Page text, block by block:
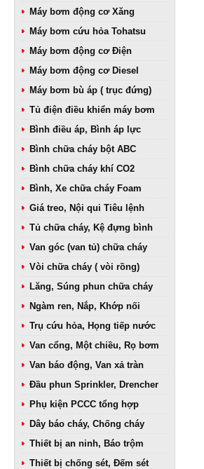
Máy bơm động cơ Xăng
Máy bơm cứu hỏa Tohatsu
Máy bơm động cơ Điện
Máy bơm động cơ Diesel
Máy bơm bù áp ( trục đứng)
Tủ điện điều khiển máy bơm
Bình điều áp, Bình áp lực
Bình chữa cháy bột ABC
Bình chữa cháy khí CO2
Bình, Xe chữa cháy Foam
Giá treo, Nội qui Tiêu lệnh
Tủ chữa cháy, Kệ đựng bình
Van góc (van tủ) chữa cháy
Vòi chữa cháy ( vòi rồng)
Lăng, Súng phun chữa cháy
Ngàm ren, Nắp, Khớp nối
Trụ cứu hỏa, Họng tiếp nước
Van cổng, Một chiều, Rọ bơm
Van báo động, Van xả tràn
Đầu phun Sprinkler, Drencher
Phụ kiện PCCC tổng hợp
Dây báo cháy, Chống cháy
Thiết bị an ninh, Báo trộm
Thiết bị chống sét, Đếm sét